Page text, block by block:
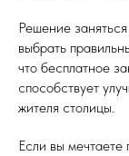
Решение
выбрать
что бесплатное
способствует
жителя столицы.
Если вы мечтаете